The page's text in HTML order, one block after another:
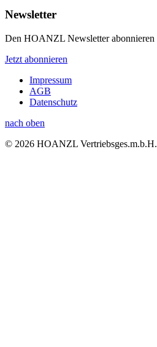
Newsletter
Den HOANZL Newsletter abonnieren
Jetzt abonnieren
Impressum
AGB
Datenschutz
nach oben
© 2026 HOANZL Vertriebsges.m.b.H.